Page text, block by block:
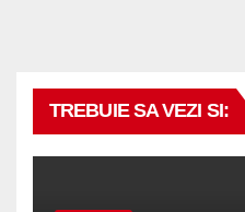
TREBUIE SA VEZI SI: